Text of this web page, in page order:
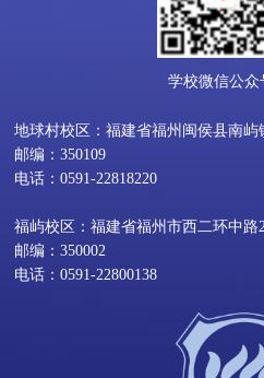
学校微信公众
地球村校区：福建省福州闽侯县南屿
邮编：350109
电话：0591-22818220
福屿校区：福建省福州市西二环中路
邮编：350002
电话：0591-22800138